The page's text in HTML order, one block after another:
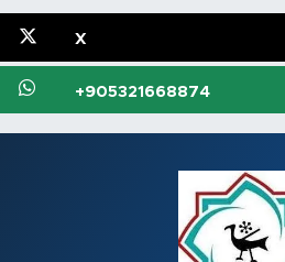
X
+905321668874